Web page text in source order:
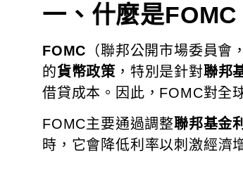
一、什麼是FOMC
FOMC （聯邦公開市場委員
的貨幣政策 ，特別是針對聯邦
借貸成本。因此，FOMC對全
FOMC主要通過調整聯邦基金
時，它會降低利率以刺激經濟